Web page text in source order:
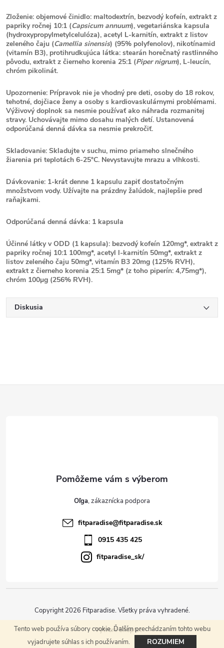
Tento web používa súbory cookie. Ďalším prechádzaním tohto webu
vyjadrujete súhlas s ich používaním.
ROZUMIEM
Zloženie: objemové činidlo: maltodextrín, bezvodý kofeín, extrakt z
papriky ročnej 10:1 (Capsicum annuum), vegetariánska kapsula
(hydroxypropylmetylcelulóza), acetyl L-karnitín, extrakt z listov
zeleného čaju (Camellia sinensis) (95% polyfenolov), nikotínamid
(vitamín B3), protihrudkujúca látka: stearán horečnatý rastlinného
pôvodu, extrakt z čierneho korenia 25:1 (Piper nigrum), L-leucín,
chróm pikolinát.
Upozornenie: Prípravok nie je vhodný pre deti, osoby do 18 rokov,
tehotné, dojčiace ženy a osoby s kardiovaskulárnymi problémami.
Výživový doplnok sa nesmie používať ako náhrada rozmanitej
stravy. Uchovávajte mimo dosahu malých detí. Ustanovená
odporúčaná denná dávka sa nesmie prekročiť.
Skladovanie: Skladujte v suchu, mimo priameho slnečného
žiarenia pri teplotách 6-25°C. Nevystavujte mrazu a vlhkosti.
Dávkovanie: 1-krát denne 1 kapsulu zapiť dostatočným
množstvom vody. Užívajte na prázdny žalúdok, najlepšie pred
raňajkami.
Odporúčaná denná dávka: 1 kapsula
Účinné látky v ODD (1 kapsula): bezvodý kofeín 120mg*, extrakt z
papriky ročnej 10:1 100mg*, acetyl l-karnitín 50mg*, extrakt z
listov zeleného čaju 50mg*, vitamín B3 20mg (125% RVH),
extrakt z čierneho korenia 25:1 5mg* (z toho piperín: 4,75mg*),
chróm 100μg (256% RVH).
Diskusia
Oľga
fitparadise@fitparadise.sk
0915 435 425
fitparadise_sk/
Vytvoril Shoptet
Copyright 2026 Fitparadise. Všetky práva vyhradené.